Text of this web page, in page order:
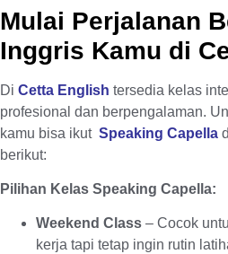
Mulai Perjalanan
Inggris Kamu di
Di Cetta English tersedia kelas
profesional dan berpengalaman.
kamu bisa ikut Speaking Capella
berikut:
Pilihan Kelas Speaking Capella:
Weekend Class – Cocok
kerja tapi tetap ingin rutin